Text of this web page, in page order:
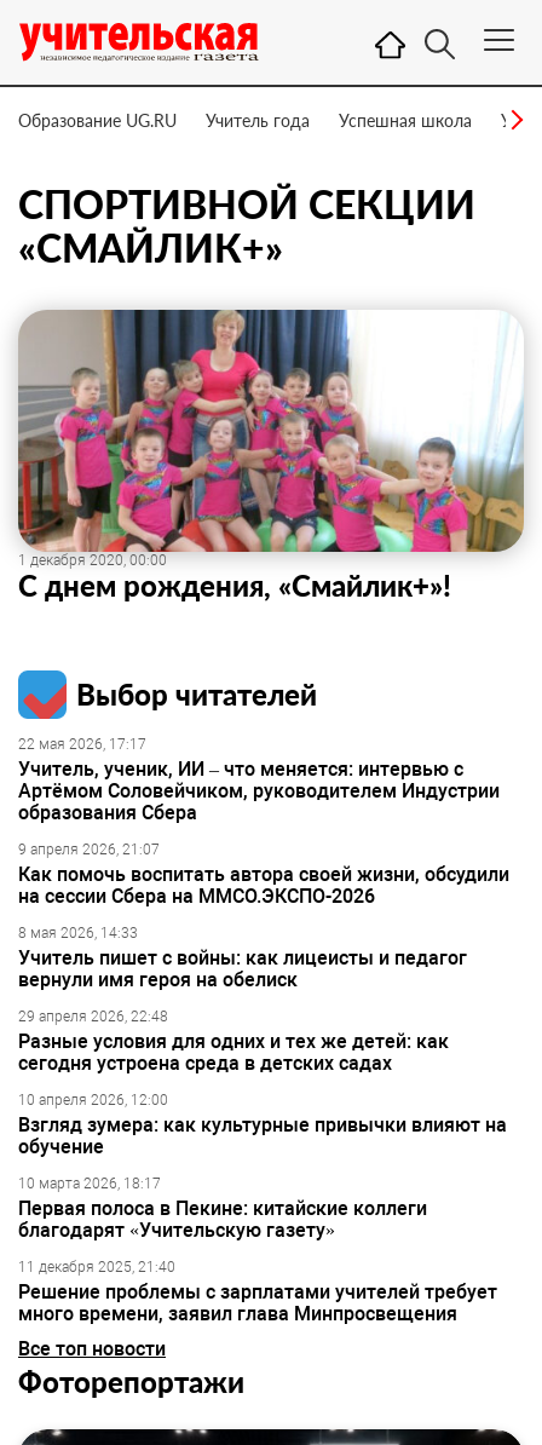
Образование UG.RU Учитель года Успешная школа
СПОРТИВНОЙ СЕКЦИИ
«СМАЙЛИК+»
1 декабря 2020, 00:00
С днем рождения, «Смайлик+»!
Выбор читателей
22 мая 2026, 17:17
Учитель, ученик, ИИ – что меняется: интервью с
Артёмом Соловейчиком, руководителем Индустрии
образования Сбера
9 апреля 2026, 21:07
Как помочь воспитать автора своей жизни, обсудили
на сессии Сбера на ММСО.ЭКСПО-2026
8 мая 2026, 14:33
Учитель пишет с войны: как лицеисты и педагог
вернули имя героя на обелиск
29 апреля 2026, 22:48
Разные условия для одних и тех же детей: как
сегодня устроена среда в детских садах
10 апреля 2026, 12:00
Взгляд зумера: как культурные привычки влияют на
обучение
10 марта 2026, 18:17
Первая полоса в Пекине: китайские коллеги
благодарят «Учительскую газету»
11 декабря 2025, 21:40
Решение проблемы с зарплатами учителей требует
много времени, заявил глава Минпросвещения
Все топ новости
Фоторепортажи